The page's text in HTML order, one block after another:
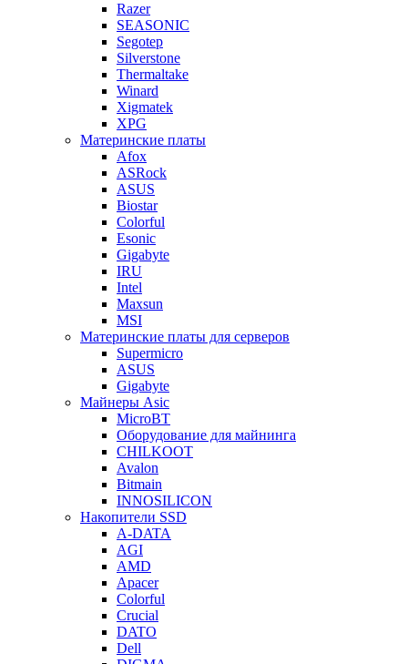
Razer
SEASONIC
Segotep
Silverstone
Thermaltake
Winard
Xigmatek
XPG
Материнские платы
Afox
ASRock
ASUS
Biostar
Colorful
Esonic
Gigabyte
IRU
Intel
Maxsun
MSI
Материнские платы для серверов
Supermicro
ASUS
Gigabyte
Майнеры Asic
MicroBT
Оборудование для майнинга
CHILKOOT
Avalon
Bitmain
INNOSILICON
Накопители SSD
A-DATA
AGI
AMD
Apacer
Colorful
Crucial
DATO
Dell